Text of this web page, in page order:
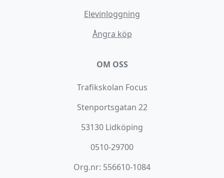
Elevinloggning
Ångra köp
OM OSS
Trafikskolan Focus
Stenportsgatan 22
53130 Lidköping
0510-29700
Org.nr: 556610-1084